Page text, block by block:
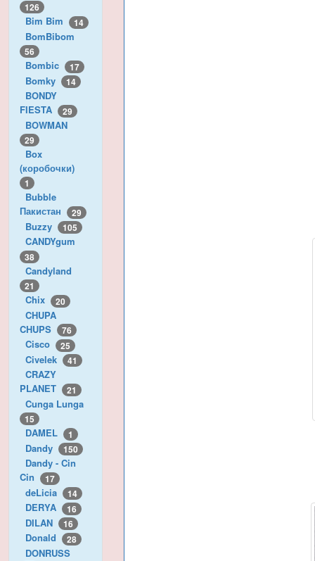
126
Bim Bim 14
BomBibom
56
Bombic 17
Bomky 14
BONDY
FIESTA
29
BOWMAN
29
Box
(коробочки)
1
Bubble
Пакистан
29
Buzzy 105
CANDYgum
38
Candyland
21
Chix 20
CHUPA
CHUPS
76
Cisco 25
Civelek 41
CRAZY
PLANET
21
Cunga Lunga
15
DAMEL 1
Dandy 150
Dandy - Cin
Cin
17
deLicia 14
DERYA 16
DILAN 16
Donald 28
DONRUSS